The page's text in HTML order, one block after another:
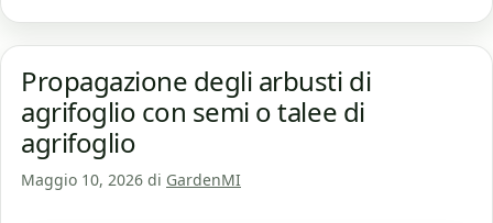
Propagazione degli arbusti di
agrifoglio con semi o talee di
agrifoglio
Maggio 10, 2026 di GardenMI